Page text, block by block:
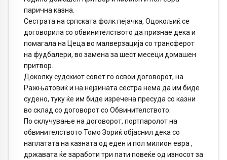
парична казна.
Сестрата на српската фолк пејачка, Оцокољиќ се
договорила со обвинителството да признае дека и
помагала на Цеца во малверзација со трансферот
на фудбалери, во замена за шест месеци домашен
притвор.
Доколку судскиот совет го освои договорот, на
Ражњатовиќ и на нејзината сестра нема да им биде
судено, туку ќе им биде изречена пресуда со казни
во склад со договорот со Обвинителството.
По склучување на договорот, портпаролот на
обвинителството Томо Зориќ објаснил дека со
наплатата на казната од еден и пол милион евра ,
државата ќе заработи три пати повеќе од износот за